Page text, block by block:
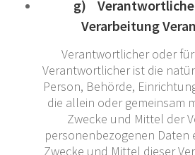
g)
Verarbeitung
Verantwortlicher oder
Verantwortlicher ist die
Person, Behörde,
die allein oder gemeinsam
Zwecke und Mittel der
personenbezogenen Daten
Zwecke und Mittel dieser